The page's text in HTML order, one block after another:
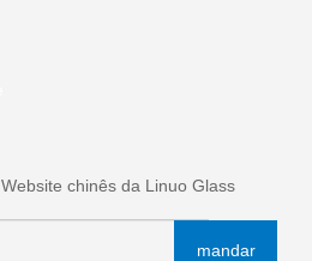
Website chinês da Linuo Glass
mandar